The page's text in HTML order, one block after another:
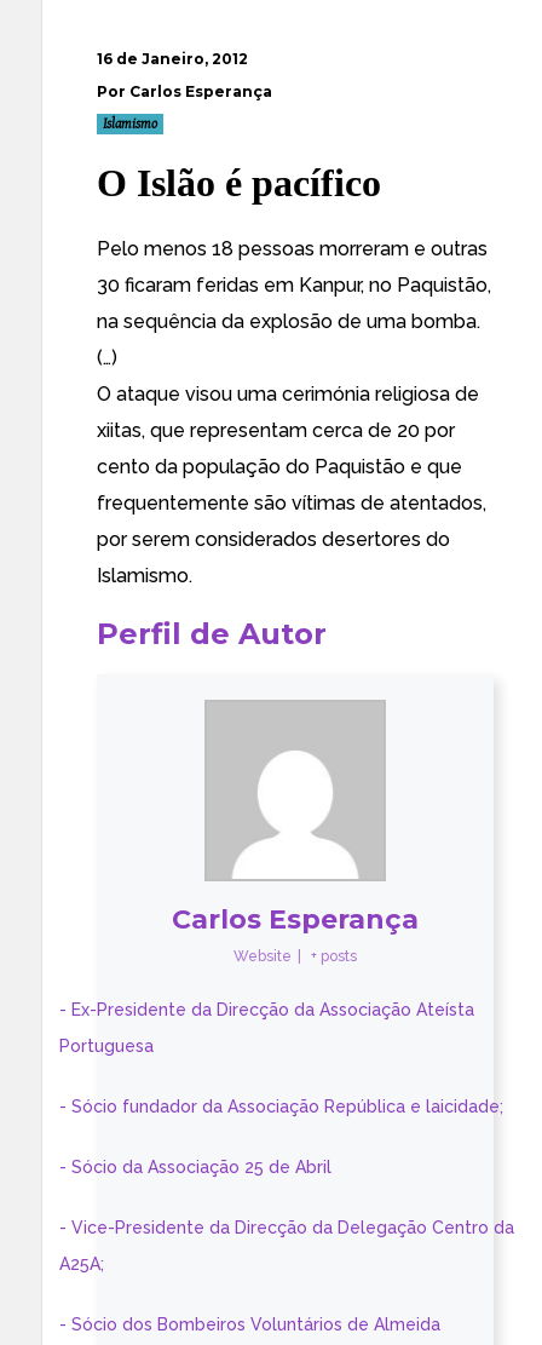
16 de Janeiro, 2012
Por Carlos Esperança
Islamismo
O Islão é pacífico
Pelo menos 18 pessoas morreram e outras
30 ficaram feridas em Kanpur, no Paquistão,
na sequência da explosão de uma bomba.
(…)
O ataque visou uma cerimónia religiosa de
xiitas, que representam cerca de 20 por
cento da população do Paquistão e que
frequentemente são vítimas de atentados,
por serem considerados desertores do
Islamismo.
Perfil de Autor
Carlos Esperança
Website + posts
- Ex-Presidente da Direcção da Associação Ateísta
Portuguesa
- Sócio fundador da Associação República e laicidade;
- Sócio da Associação 25 de Abril
- Vice-Presidente da Direcção da Delegação Centro da
A25A;
- Sócio dos Bombeiros Voluntários de Almeida